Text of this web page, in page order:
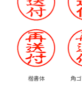
楷書体 角